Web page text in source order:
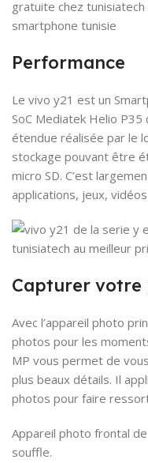
Performance
Le vivo y21 est un
SoC Mediatek Helio P35
étendue réalisée par le
stockage pouvant être
micro SD. C’est
applications, jeux,
Capturer votre
Avec l’appareil photo
photos pour les
MP vous permet de
plus beaux détails. Il
photos pour faire
Appareil photo frontal
souffle.